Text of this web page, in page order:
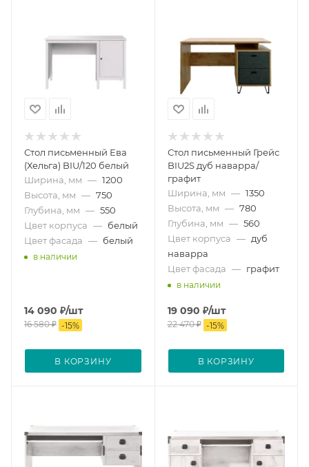
Стол письменный Ева
(Хельга) BIU/120 белый
Ширина, мм — 1200
Высота, мм — 750
Глубина, мм — 550
Цвет корпуса — белый
Цвет фасада — белый
в наличии
14 090 ₽/шт
16 580₽ -15%
В КОРЗИНУ
Стол письменный Грейс
BIU2S дуб наварра/
графит
Ширина, мм — 1350
Высота, мм — 780
Глубина, мм — 560
Цвет корпуса — дуб
наварра
Цвет фасада — графит
в наличии
19 090 ₽/шт
22 470₽ -15%
В КОРЗИНУ